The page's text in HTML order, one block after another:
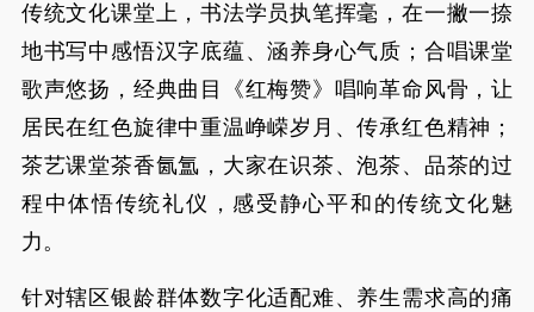
传统文化课堂上，书法学员执笔挥毫，在一撇一捺
地书写中感悟汉字底蕴、涵养身心气质；合唱课堂
歌声悠扬，经典曲目《红梅赞》唱响革命风骨，让
居民在红色旋律中重温峥嵘岁月、传承红色精神；
茶艺课堂茶香氤氲，大家在识茶、泡茶、品茶的过
程中体悟传统礼仪，感受静心平和的传统文化魅
力。
针对辖区银龄群体数字化适配难、养生需求高的痛